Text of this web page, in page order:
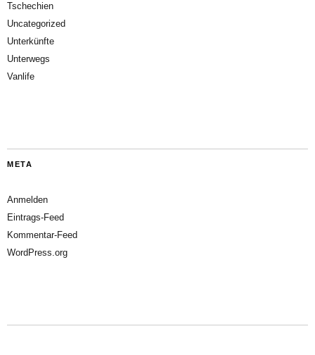
Tschechien
Uncategorized
Unterkünfte
Unterwegs
Vanlife
META
Anmelden
Eintrags-Feed
Kommentar-Feed
WordPress.org